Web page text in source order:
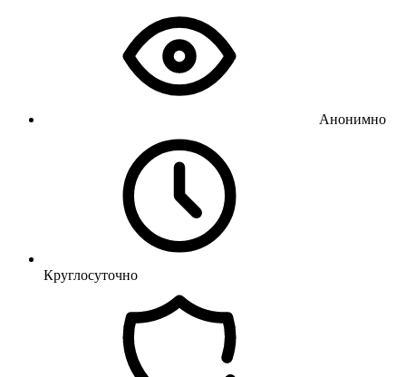
Анонимно
Круглосуточно